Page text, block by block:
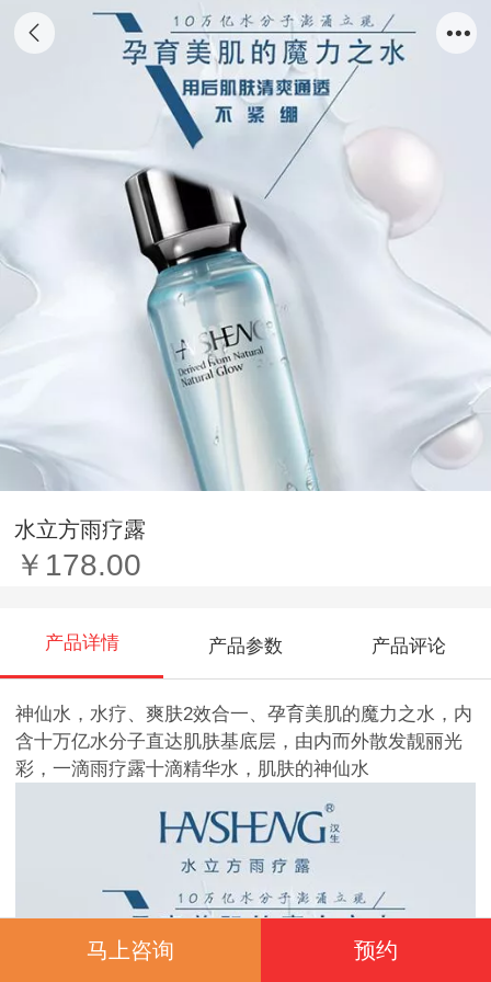
水立方雨疗露
￥178.00
产品详情 产品参数 产品评论
神仙水，水疗、爽肤2效合一、孕育美肌的魔力之水，内
含十万亿水分子直达肌肤基底层，由内而外散发靓丽光
彩，一滴雨疗露十滴精华水，肌肤的神仙水
马上咨询 预约